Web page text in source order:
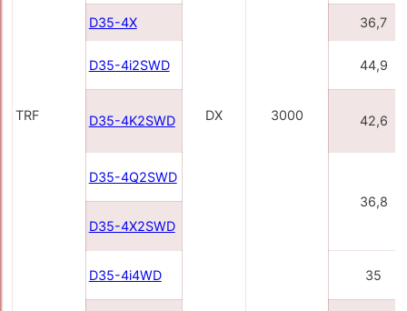
TRF DX 3000
D35-4X 36,7
D35-4i2SWD 44,9
D35-4K2SWD 42,6
D35-4Q2SWD
36,8
D35-4X2SWD
D35-4i4WD 35